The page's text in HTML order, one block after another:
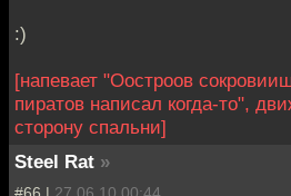
:)
[напевает "Оостроов
пиратов написал когда-то",
сторону спальни]
Steel Rat »